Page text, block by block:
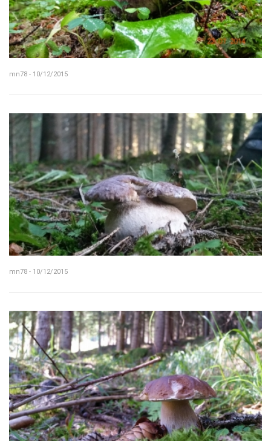
mn78 - 10/12/2015
mn78 - 10/12/2015